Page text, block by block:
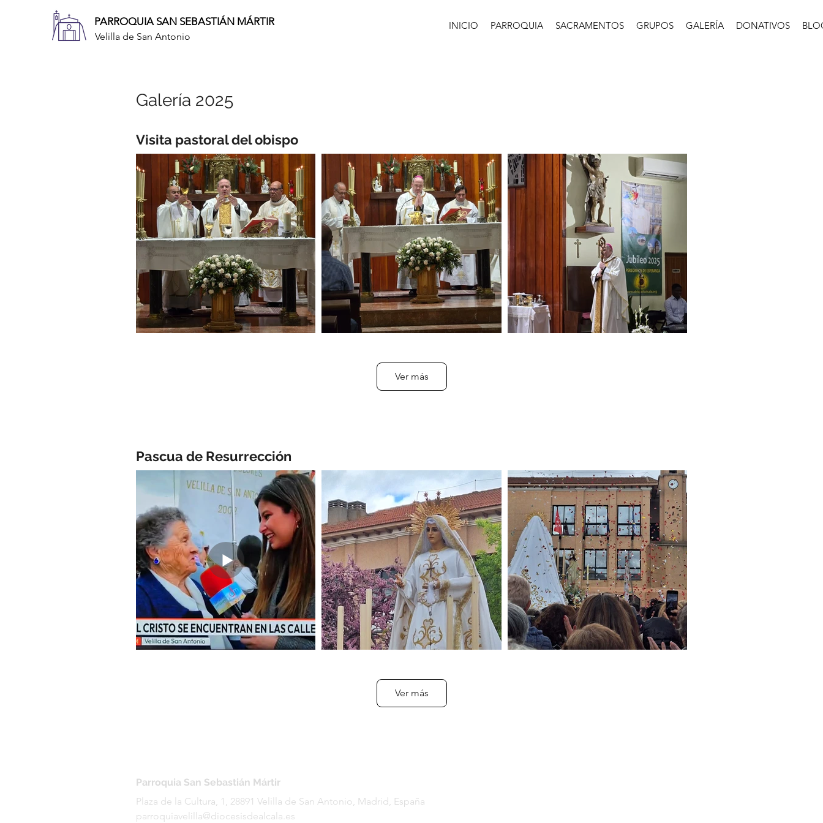
PARROQUIA SAN SEBASTIÁN MÁRTIR
Velilla de San Antonio
INICIO PARROQUIA SACRAMENTOS GRUPOS GALERÍA DONATIVOS
Galería​ 2025
Visita pastoral del obispo
Ver más
Pascua de Resurrección
Ver más
Parroquia San Sebastián Mártir
Plaza de la Cultura, 1, 28891 Velilla de San Antonio, Madrid, España
parroquiavelilla@diocesisdealcala.es